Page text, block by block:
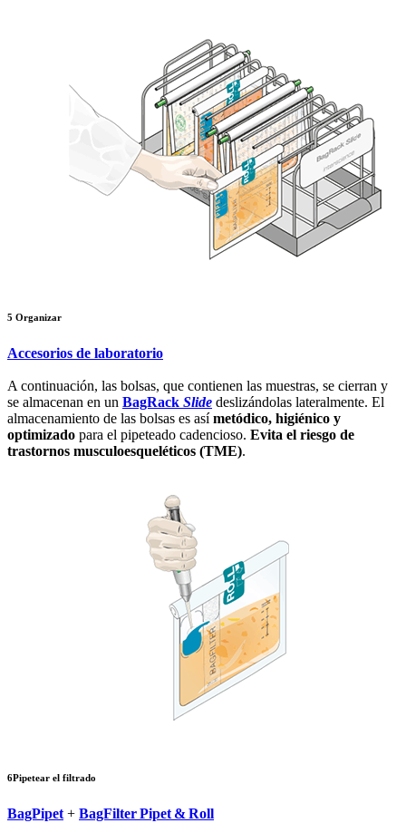
5 Organizar
Accesorios de laboratorio
A continuación, las bolsas, que contienen las muestras, se cierran y
se almacenan en un BagRack Slide deslizándolas lateralmente. El
almacenamiento de las bolsas es asímetódico, higiénico y
optimizado para el pipeteado cadencioso. Evita el riesgo de
trastornos musculoesqueléticos (TME).
6Pipetear el filtrado
BagPipet + BagFilter Pipet & Roll